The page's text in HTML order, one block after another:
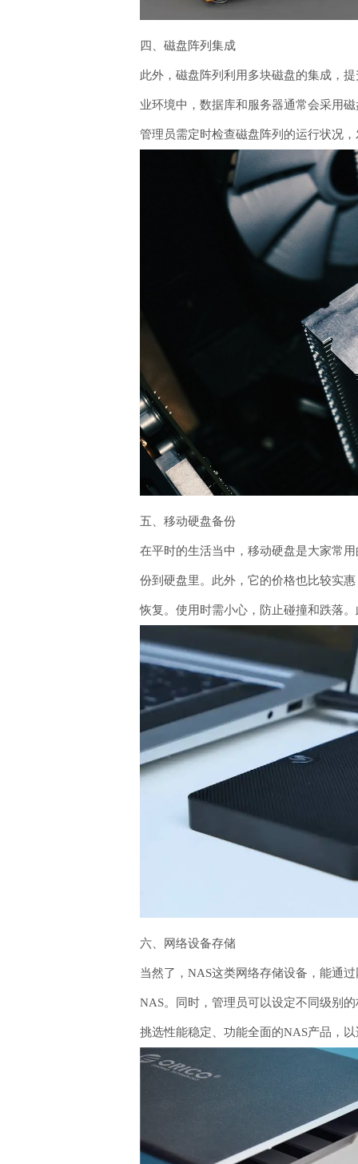
四、磁盘阵列集成
此外，磁盘阵列利用多块磁盘的集成，
业环境中，数据库和服务器通常会采用
管理员需定时检查磁盘阵列的运行状况
五、移动硬盘备份
在平时的生活当中，移动硬盘是大家常
份到硬盘里。此外，它的价格也比较实
恢复。使用时需小心，防止碰撞和跌落
六、网络设备存储
当然了，NAS这类网络存储设备，能通
NAS。同时，管理员可以设定不同级别
挑选性能稳定、功能全面的NAS产品，